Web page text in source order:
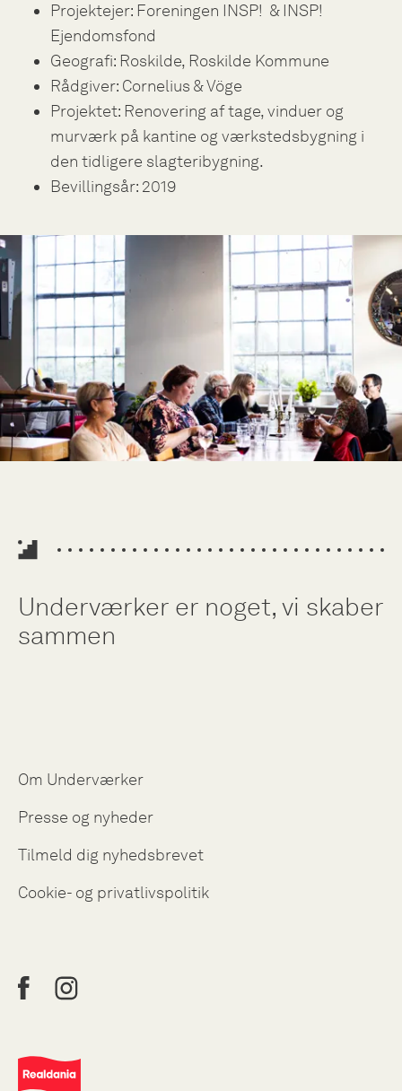
Projektejer: Foreningen INSP! & INSP!
Ejendomsfond
Geografi: Roskilde, Roskilde Kommune
Rådgiver: Cornelius & Vöge
Projektet: Renovering af tage, vinduer og
murværk på kantine og værkstedsbygning i
den tidligere slagteribygning.
Bevillingsår: 2019
Underværker er noget, vi skaber
sammen
Om Underværker
Presse og nyheder
Tilmeld dig nyhedsbrevet
Cookie- og privatlivspolitik